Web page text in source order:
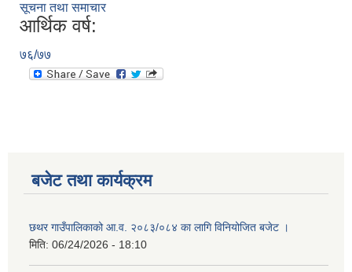
सूचना तथा समाचार
आर्थिक वर्ष:
७६/७७
बजेट तथा कार्यक्रम
छथर गाउँपालिकाको आ.व. २०८३/०८४ का लागि विनियोजित बजेट ।
मिति: 06/24/2026 - 18:10